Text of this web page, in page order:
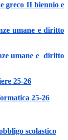
greco II biennio e
umane e diritto
umane e diritto
25-26
25-26
scolastico